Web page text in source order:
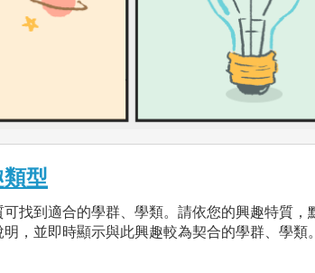
高中育才輔助系統
型
可找到適合的學群、學類。請依您的興趣特質
，並即時顯示與此興趣較為契合的學群、學類。